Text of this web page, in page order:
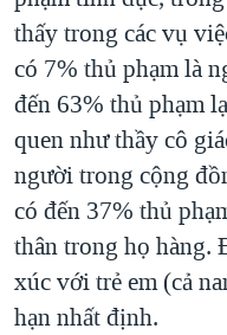
thấy trong các vụ
có 7% thủ phạm là
đến 63% thủ phạm
quen như thầy cô
người trong cộng
có đến 37% thủ
thân trong họ
xúc với trẻ em (cả
hạn nhất định.